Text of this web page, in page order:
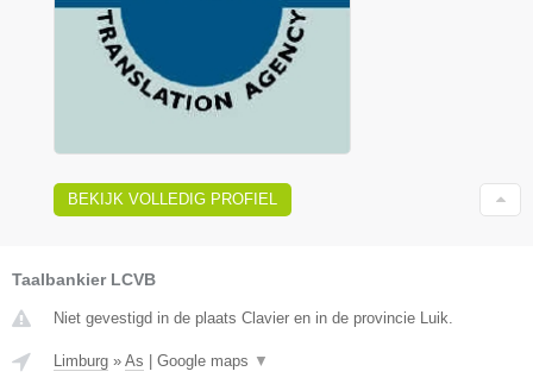
BEKIJK VOLLEDIG PROFIEL
Taalbankier LCVB
Niet gevestigd in de plaats Clavier en in de provincie Luik.
Limburg » As Google maps ▼